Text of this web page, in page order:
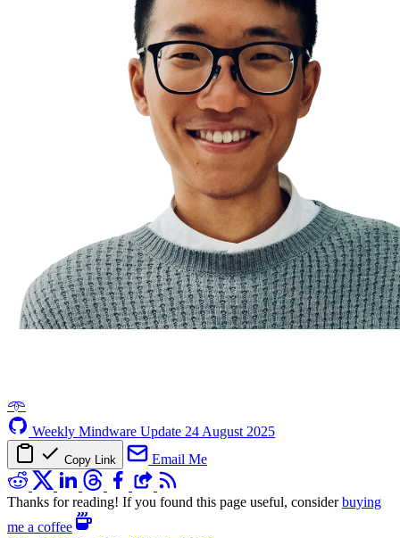
𖥸
Weekly Mindware Update 24 August 2025
Copy Link Email Me
Thanks for reading! If you found this page useful, considerbuying
me a coffee